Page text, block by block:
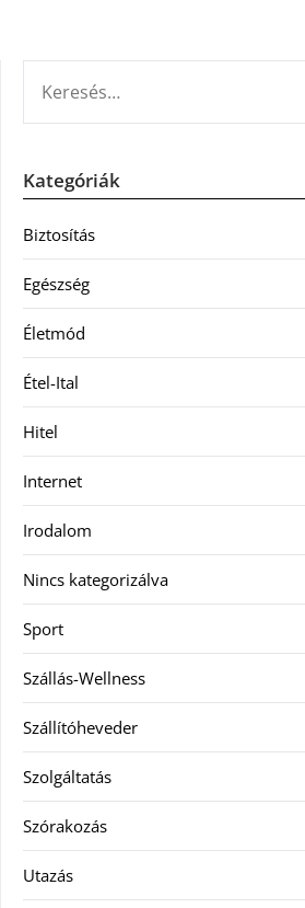
Kategóriák
Biztosítás
Egészség
Életmód
Étel-Ital
Hitel
Internet
Irodalom
Nincs kategorizálva
Sport
Szállás-Wellness
Szállítóheveder
Szolgáltatás
Szórakozás
Utazás